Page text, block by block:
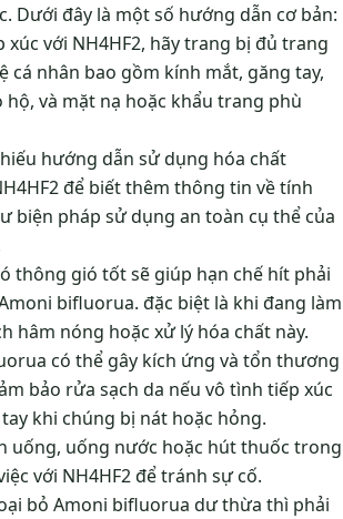
Dưới đây là một số hướng dẫn cơ bản:
xúc với NH4HF2, hãy trang bị đủ trang
cá nhân bao gồm kính mắt, găng tay,
hộ, và mặt nạ hoặc khẩu trang phù
hướng dẫn sử dụng hóa chất
để biết thêm thông tin về tính
biện pháp sử dụng an toàn cụ thể của
thông gió tốt sẽ giúp hạn chế hít phải
bifluorua. đặc biệt là khi đang làm
hâm nóng hoặc xử lý hóa chất này.
có thể gây kích ứng và tổn thương
bảo rửa sạch da nếu vô tình tiếp xúc
khi chúng bị nát hoặc hỏng.
uống, uống nước hoặc hút thuốc trong
với NH4HF2 để tránh sự cố.
bỏ Amoni bifluorua dư thừa thì phải